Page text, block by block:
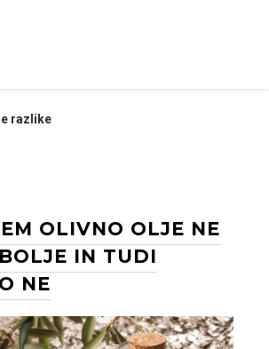
razlike
OLIVNO OLJE NE
IN TUDI
NE